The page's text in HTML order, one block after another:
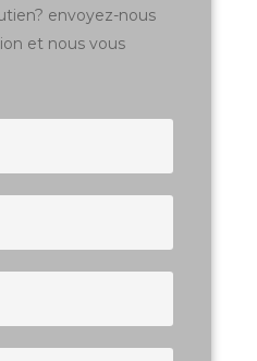
envoyez-nous
et nous vous